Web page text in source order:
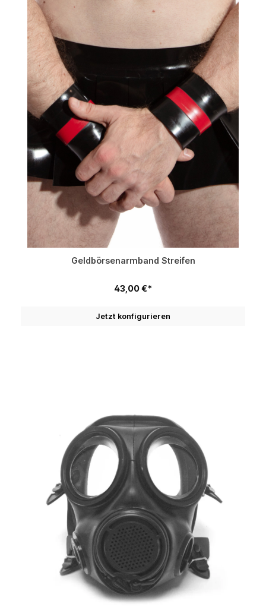
Geldbörsenarmband Streifen
43,00 €*
Jetzt konfigurieren